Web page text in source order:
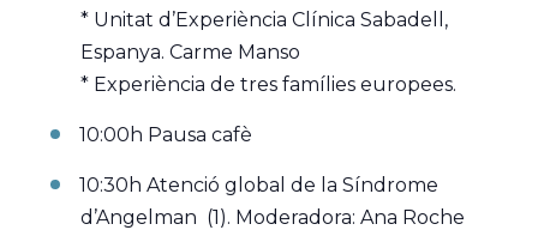
* Unitat d’Experiència Clínica Sabadell,
Espanya. Carme Manso
* Experiència de tres famílies europees.
10:00h Pausa cafè
10:30h Atenció global de la Síndrome
d’Angelman (1). Moderadora: Ana Roche